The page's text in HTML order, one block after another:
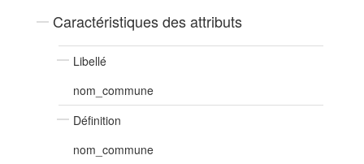
Caractéristiques des attributs
Libellé
nom_commune
Définition
nom_commune